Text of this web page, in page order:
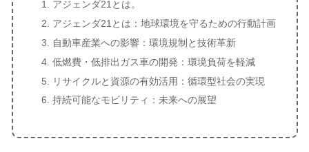
アジェンダ21とは。
アジェンダ21とは：地球環境を守るための行動計画
自動車産業への影響：環境規制と技術革新
低燃費・低排出ガス車の開発：環境負荷を軽減
リサイクルと資源の有効活用：循環型社会の実現
持続可能なモビリティ：未来への展望